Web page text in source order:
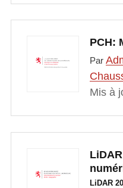
PCH:
Par
Mis à
LiDAR